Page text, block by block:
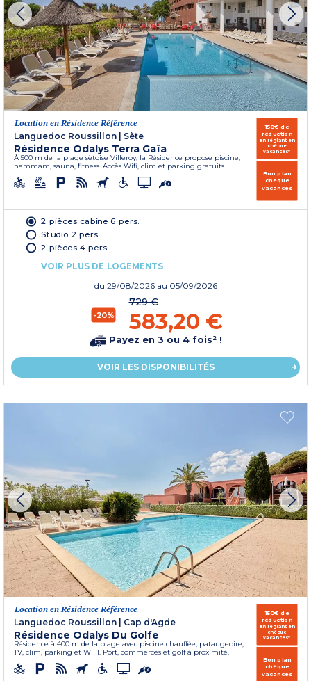
Location en Résidence Référence
Languedoc Roussillon
Sète
Résidence Odalys Terra Gaïa
À 500 m de la plage sètoise Villeroy, la Résidence propose piscine,
hammam, sauna, fitness. Accès Wifi, clim et parking gratuits.
150€ de
réduction
en réglant en
chèque
vacances*
Bon plan
chèque
vacances
2 pièces cabine 6 pers.
Studio 2 pers.
2 pièces 4 pers.
VOIR PLUS DE LOGEMENTS
du 29/08/2026 au 05/09/2026
-20%
729 €
583,20 €
Payez en 3 ou 4 fois² !
VOIR LES DISPONIBILITÉS
Location en Résidence Référence
Languedoc Roussillon
Cap d'Agde
Résidence Odalys Du Golfe
Résidence à 400 m de la plage avec piscine chauffée, pataugeoire,
TV, clim, parking et WIFI. Port, commerces et golf à proximité.
150€ de
réduction
en réglant en
chèque
vacances*
Bon plan
chèque
vacances